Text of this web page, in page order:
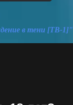
в тени [ТВ-1]"